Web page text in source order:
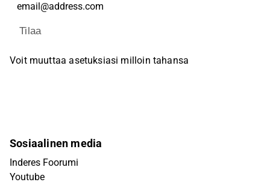
Tilaa
Voit muuttaa asetuksiasi milloin tahansa
Sosiaalinen media
Inderes Foorumi
Youtube